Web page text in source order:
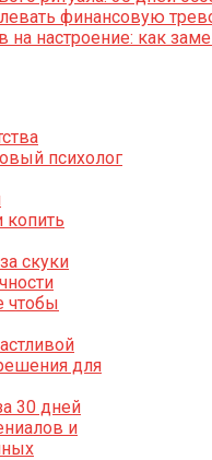
финансовую
на настроение: как
психолог
копить
скуки
чтобы
для
30 дней
и